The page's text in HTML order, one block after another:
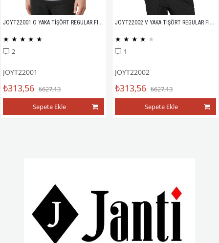
JOYT22001 O YAKA TİŞÖRT REGULAR FIT %100 PAMUK COMPACK PENYE
★ ★ ★ ★ ★
2
JOYT22001
₺313,56 ₺627,13
Sepete Ekle
JOYT22002 V YAKA TİŞÖRT REGULAR FIT %100 PAMUK COMPACK PENYE
★ ★ ★ ★ ★
1
JOYT22002
₺313,56 ₺627,13
Sepete Ekle